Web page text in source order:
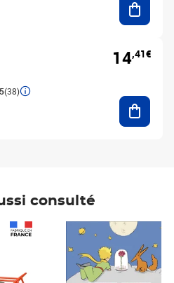
(38)
14,41€
consulté
Prix 7,50€